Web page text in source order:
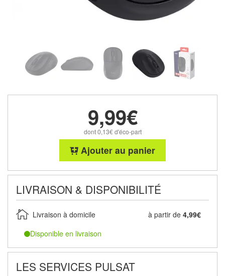
9,99€
dont 0,13€ d'éco-part
Ajouter au panier
LIVRAISON & DISPONIBILITÉ
Livraison à domicile à partir de 4,99€
Disponible en livraison
LES SERVICES PULSAT